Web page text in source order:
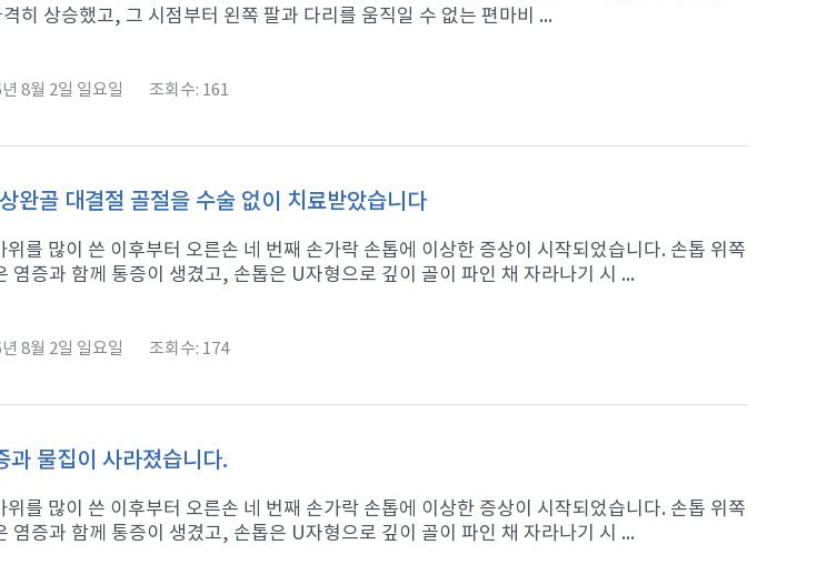
히 상승했고, 그 시점부터 왼쪽 팔과 다리를 움직일 수 없는 편마비 ...
8월 2일 일요일 조회수: 161
완골 대결절 골절을 수술 없이 치료받았습니다
를 많이 쓴 이후부터 오른손 네 번째 손가락 손톱에 이상한 증상이 시작되었습니다. 손톱 위쪽
염증과 함께 통증이 생겼고, 손톱은 U자형으로 깊이 골이 파인 채 자라나기 시 ...
8월 2일 일요일 조회수: 174
과 물집이 사라졌습니다.
를 많이 쓴 이후부터 오른손 네 번째 손가락 손톱에 이상한 증상이 시작되었습니다. 손톱 위쪽
염증과 함께 통증이 생겼고, 손톱은 U자형으로 깊이 골이 파인 채 자라나기 시 ...